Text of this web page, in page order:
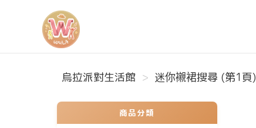
烏拉派對生活館
烏拉派對生活館 迷你襯裙搜尋 (第1頁)
商品分類